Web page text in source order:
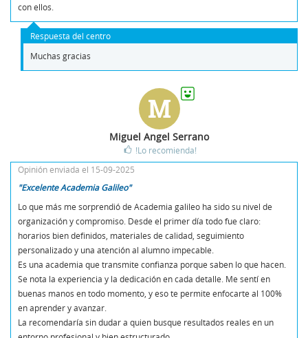
con ellos.
Respuesta del centro
Muchas gracias
M
Miguel Angel Serrano
!Lo recomienda!
Opinión enviada el 15-09-2025
"Excelente Academia Galileo"
Lo que más me sorprendió de Academia galileo ha sido su nivel de
organización y compromiso. Desde el primer día todo fue claro:
horarios bien definidos, materiales de calidad, seguimiento
personalizado y una atención al alumno impecable.
Es una academia que transmite confianza porque saben lo que hacen.
Se nota la experiencia y la dedicación en cada detalle. Me sentí en
buenas manos en todo momento, y eso te permite enfocarte al 100%
en aprender y avanzar.
La recomendaría sin dudar a quien busque resultados reales en un